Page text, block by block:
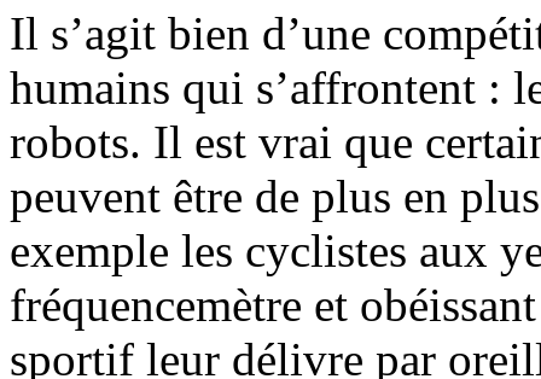
Il s’agit bien d’une
humains qui s’affrontent :
robots. Il est vrai que
peuvent être de plus en
exemple les cyclistes aux
fréquencemètre et
sportif leur délivre par